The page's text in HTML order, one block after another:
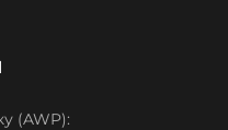
(AWP):